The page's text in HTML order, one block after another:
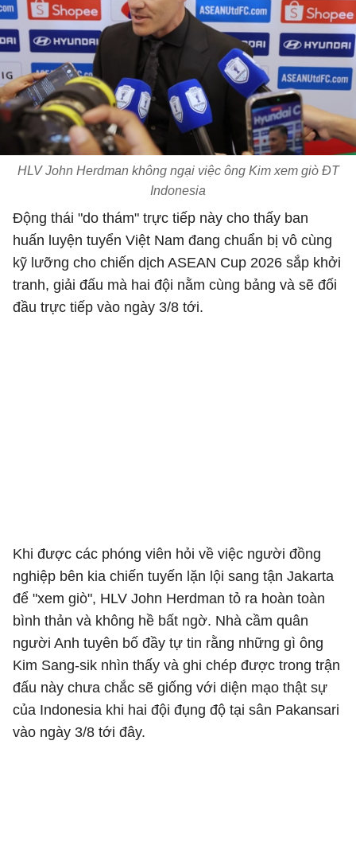
HLV John Herdman không ngại việc ông Kim xem giò ĐT
Indonesia
Động thái "do thám" trực tiếp này cho thấy ban
huấn luyện tuyển Việt Nam đang chuẩn bị vô cùng
kỹ lưỡng cho chiến dịch ASEAN Cup 2026 sắp khởi
tranh, giải đấu mà hai đội nằm cùng bảng và sẽ đối
đầu trực tiếp vào ngày 3/8 tới.
Khi được các phóng viên hỏi về việc người đồng
nghiệp bên kia chiến tuyến lặn lội sang tận Jakarta
để "xem giò", HLV John Herdman tỏ ra hoàn toàn
bình thản và không hề bất ngờ. Nhà cầm quân
người Anh tuyên bố đầy tự tin rằng những gì ông
Kim Sang-sik nhìn thấy và ghi chép được trong trận
đấu này chưa chắc sẽ giống với diện mạo thật sự
của Indonesia khi hai đội đụng độ tại sân Pakansari
vào ngày 3/8 tới đây.